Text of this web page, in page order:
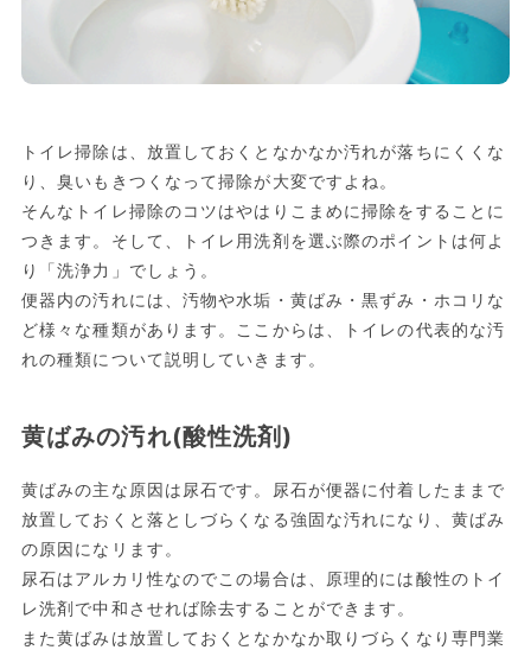
トイレ掃除は、放置しておくとなかなか汚れが落ちにくくな
り、臭いもきつくなって掃除が大変ですよね。
そんなトイレ掃除のコツはやはりこまめに掃除をすることに
つきます。そして、トイレ用洗剤を選ぶ際のポイントは何よ
り「洗浄力」でしょう。
便器内の汚れには、汚物や水垢・黄ばみ・黒ずみ・ホコリな
ど様々な種類があります。ここからは、トイレの代表的な汚
れの種類について説明していきます。
黄ばみの汚れ(酸性洗剤)
黄ばみの主な原因は尿石です。尿石が便器に付着したままで
放置しておくと落としづらくなる強固な汚れになり、黄ばみ
の原因になリます。
尿石はアルカリ性なのでこの場合は、原理的には酸性のトイ
レ洗剤で中和させれば除去することができます。
また黄ばみは放置しておくとなかなか取りづらくなり専門業